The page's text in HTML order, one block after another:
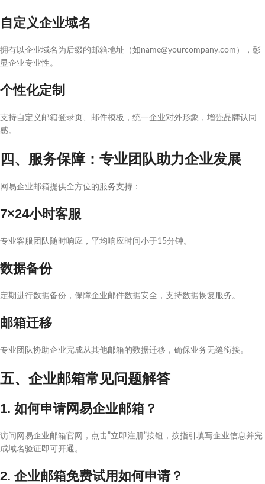
自定义企业域名
拥有以企业域名为后缀的邮箱地址（如name@yourcompany.com），彰
显企业专业性。
个性化定制
支持自定义邮箱登录页、邮件模板，统一企业对外形象，增强品牌认同
感。
四、服务保障：专业团队助力企业发展
网易企业邮箱提供全方位的服务支持：
7×24小时客服
专业客服团队随时响应，平均响应时间小于15分钟。
数据备份
定期进行数据备份，保障企业邮件数据安全，支持数据恢复服务。
邮箱迁移
专业团队协助企业完成从其他邮箱的数据迁移，确保业务无缝衔接。
五、企业邮箱常见问题解答
1. 如何申请网易企业邮箱？
访问网易企业邮箱官网，点击”立即注册”按钮，按指引填写企业信息并完
成域名验证即可开通。
2. 企业邮箱免费试用如何申请？